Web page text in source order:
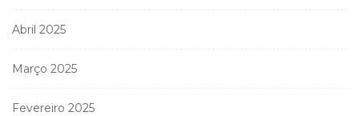
Abril 2025
Março 2025
Fevereiro 2025